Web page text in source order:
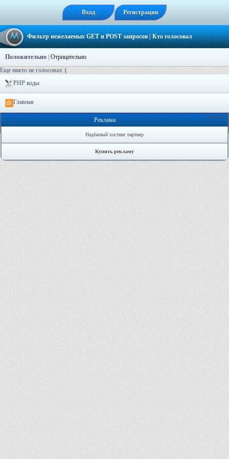
Вход Регистрация
Фильтр нежелаемых GET и POST запросов| Кто голосовал
Положительно Отрицательно
Еще никто не голосовал :(
PHP коды
Главная
Онлайн: 0
Реклама
Надёжный хостинг партнер
Купить рекламу